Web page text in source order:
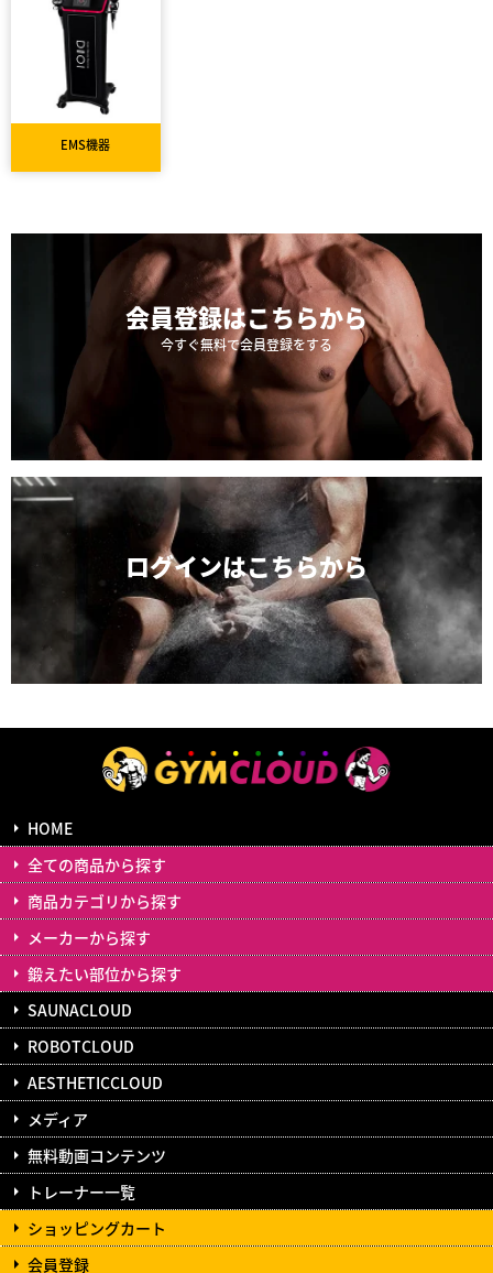
EMS機器
会員登録はこちらから
今すぐ無料で会員登録をする
ログインはこちらから
HOME
全ての商品から探す
商品カテゴリから探す
メーカーから探す
鍛えたい部位から探す
SAUNACLOUD
ROBOTCLOUD
AESTHETICCLOUD
メディア
無料動画コンテンツ
トレーナー一覧
ショッピングカート
会員登録